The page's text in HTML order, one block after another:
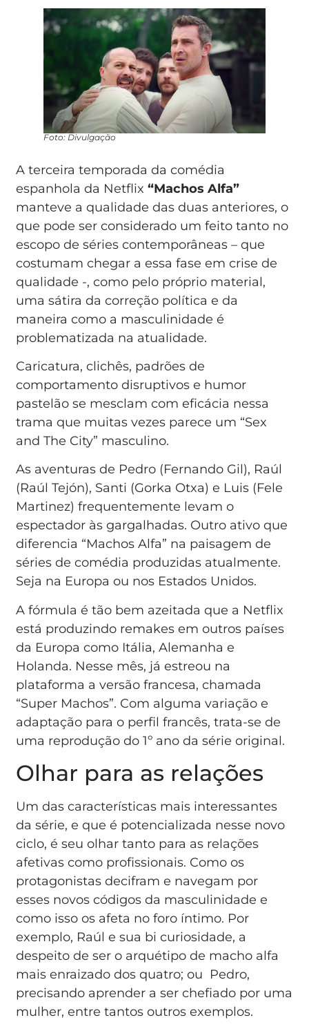
Foto: Divulgação
A terceira temporada da comédia
espanhola da Netflix“Machos Alfa”
manteve a qualidade das duas anteriores, o
que pode ser considerado um feito tanto no
escopo de séries contemporâneas – que
costumam chegar a essa fase em crise de
qualidade -, como pelo próprio material,
uma sátira da correção política e da
maneira como a masculinidade é
problematizada na atualidade.
Caricatura, clichês, padrões de
comportamento disruptivos e humor
pastelão se mesclam com eficácia nessa
trama que muitas vezes parece um “Sex
and The City” masculino.
As aventuras de Pedro (Fernando Gil), Raúl
(Raúl Tejón), Santi (Gorka Otxa) e Luis (Fele
Martinez) frequentemente levam o
espectador às gargalhadas. Outro ativo que
diferencia “Machos Alfa” na paisagem de
séries de comédia produzidas atualmente.
Seja na Europa ou nos Estados Unidos.
A fórmula é tão bem azeitada que a Netflix
está produzindo remakes em outros países
da Europa como Itália, Alemanha e
Holanda. Nesse mês, já estreou na
plataforma a versão francesa, chamada
“Super Machos”. Com alguma variação e
adaptação para o perfil francês, trata-se de
uma reprodução do 1º ano da série original.
Olhar para as relações
Um das características mais interessantes
da série, e que é potencializada nesse novo
ciclo, é seu olhar tanto para as relações
afetivas como profissionais. Como os
protagonistas decifram e navegam por
esses novos códigos da masculinidade e
como isso os afeta no foro íntimo. Por
exemplo, Raúl e sua bi curiosidade, a
despeito de ser o arquétipo de macho alfa
mais enraizado dos quatro; ou Pedro,
precisando aprender a ser chefiado por uma
mulher, entre tantos outros exemplos.